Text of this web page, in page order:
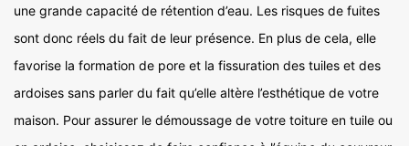
une grande capacité de rétention d’eau. Les risques de fuites
sont donc réels du fait de leur présence. En plus de cela, elle
favorise la formation de pore et la fissuration des tuiles et des
ardoises sans parler du fait qu’elle altère l’esthétique de votre
maison. Pour assurer le démoussage de votre toiture en tuile ou